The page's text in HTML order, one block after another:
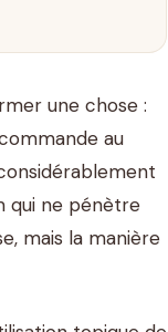
une chose :
au
qui ne pénètre
mais la manière